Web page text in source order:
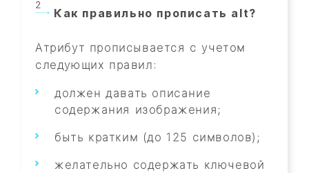
Как правильно прописать alt?
Атрибут прописывается с учетом
следующих правил:
должен давать описание
содержания изображения;
быть кратким (до 125 символов);
желательно содержать ключевой